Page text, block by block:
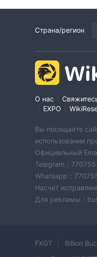
Страна/регион
О нас
EXPO
Вы посещаете
использовании
Официальный
Telegram：
Whatsapp：
Насчет
Для рекламы：
FXGT Billion